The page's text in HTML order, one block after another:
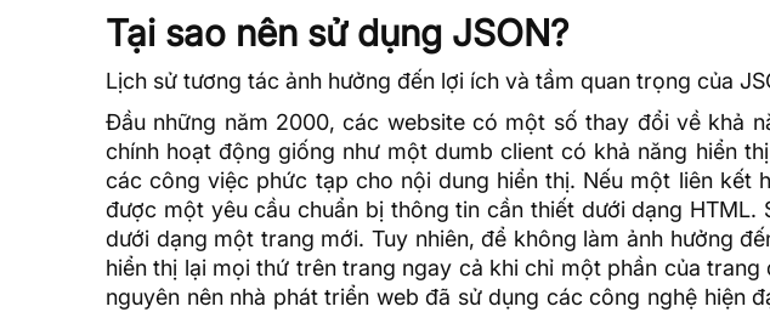
Tại sao nên sử dụng JSON?
Lịch sử tương tác ảnh hưởng đến lợi ích và tầm quan trọng của
Đầu những năm 2000, các website có một số thay đổi về khả
chính hoạt động giống như một dumb client có khả năng hiển
các công việc phức tạp cho nội dung hiển thị. Nếu một liên kết
được một yêu cầu chuẩn bị thông tin cần thiết dưới dạng HTML.
dưới dạng một trang mới. Tuy nhiên, để không làm ảnh hưởng
hiển thị lại mọi thứ trên trang ngay cả khi chỉ một phần của
nguyên nên nhà phát triển web đã sử dụng các công nghệ hiện